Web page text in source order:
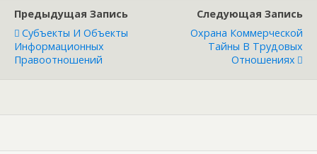
Предыдущая Запись
Субъекты И Объекты
Информационных
Правоотношений
Следующая Запись
Охрана Коммерческой
Тайны В Трудовых
Отношениях